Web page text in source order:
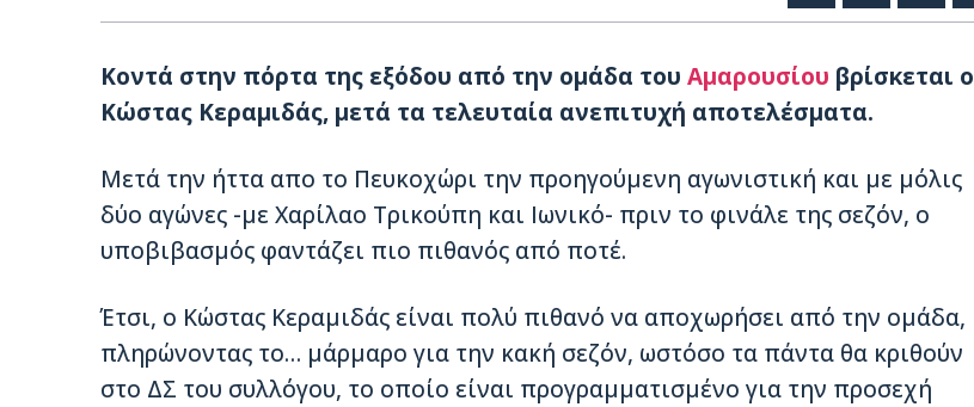
Κοντά στην πόρτα της εξόδου από την ομάδα του Αμαρουσίου βρίσκεται ο
Κώστας Κεραμιδάς, μετά τα τελευταία ανεπιτυχή αποτελέσματα.
Μετά την ήττα απο το Πευκοχώρι την προηγούμενη αγωνιστική και με μόλις
δύο αγώνες -με Χαρίλαο Τρικούπη και Ιωνικό- πριν το φινάλε της σεζόν, ο
υποβιβασμός φαντάζει πιο πιθανός από ποτέ.
Έτσι, ο Κώστας Κεραμιδάς είναι πολύ πιθανό να αποχωρήσει από την ομάδα,
πληρώνοντας το… μάρμαρο για την κακή σεζόν, ωστόσο τα πάντα θα κριθούν
στο ΔΣ του συλλόγου, το οποίο είναι προγραμματισμένο για την προσεχή